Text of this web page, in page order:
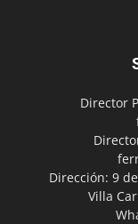
Director
Dirección: 9
Villa